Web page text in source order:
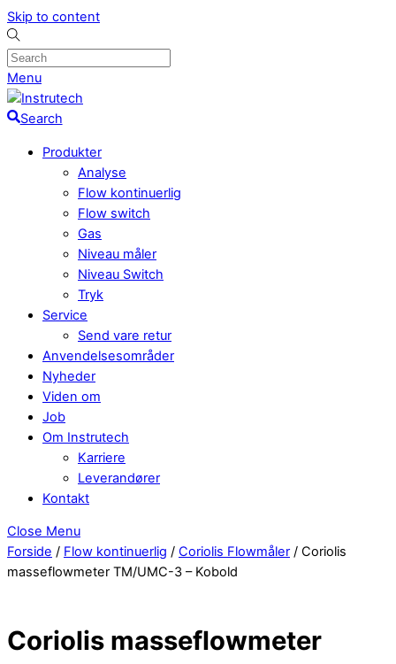
Skip to content
Menu
Search
Produkter
Analyse
Flow kontinuerlig
Flow switch
Gas
Niveau måler
Niveau Switch
Tryk
Service
Send vare retur
Anvendelsesområder
Nyheder
Viden om
Job
Om Instrutech
Karriere
Leverandører
Kontakt
Close Menu
Forside / Flow kontinuerlig / Coriolis Flowmåler / Coriolis
masseflowmeter TM/UMC-3 – Kobold
Coriolis masseflowmeter